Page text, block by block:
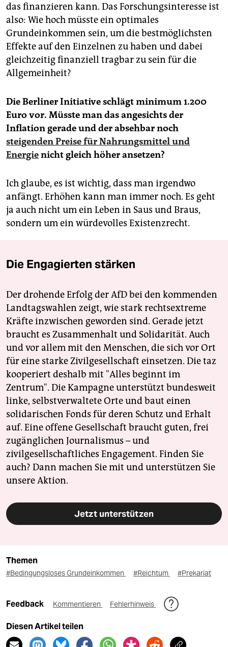
das finanzieren kann. Das Forschungsinteresse ist
also: Wie hoch müsste ein optimales
Grundeinkommen sein, um die bestmöglichsten
Effekte auf den Einzelnen zu haben und dabei
gleichzeitig finanziell tragbar zu sein für die
Allgemeinheit?
Die Berliner Initiative schlägt minimum 1.200
Euro vor. Müsste man das angesichts der
Inflation gerade und der absehbar noch
steigenden Preise für Nahrungsmittel und
Energienicht gleich höher ansetzen?
Ich glaube, es ist wichtig, dass man irgendwo
anfängt. Erhöhen kann man immer noch. Es geht
ja auch nicht um ein Leben in Saus und Braus,
sondern um ein würdevolles Existenzrecht.
Die Engagierten stärken
Der drohende Erfolg der AfD bei den kommenden
Landtagswahlen zeigt, wie stark rechtsextreme
Kräfte inzwischen geworden sind. Gerade jetzt
braucht es Zusammenhalt und Solidarität. Auch
und vor allem mit den Menschen, die sich vor Ort
für eine starke Zivilgesellschaft einsetzen. Die taz
kooperiert deshalb mit "Alles beginnt im
Zentrum". Die Kampagne unterstützt bundesweit
linke, selbstverwaltete Orte und baut einen
solidarischen Fonds für deren Schutz und Erhalt
auf. Eine offene Gesellschaft braucht guten, frei
zugänglichen Journalismus – und
zivilgesellschaftliches Engagement. Finden Sie
auch? Dann machen Sie mit und unterstützen Sie
unsere Aktion.
Jetzt unterstützen
Themen
#Bedingungsloses Grundeinkommen #Reichtum #Prekariat
Feedback Kommentieren Fehlerhinweis
Diesen Artikel teilen